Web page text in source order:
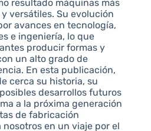
resultado máquinas más
versátiles. Su evolución
avances en tecnología,
e ingeniería, lo que
producir formas y
un alto grado de
En esta publicación,
cerca su historia, su
desarrollos futuros
a la próxima generación
de fabricación
nosotros en un viaje por el